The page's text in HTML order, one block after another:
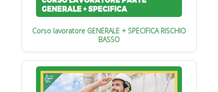
Corso lavoratore GENERALE + SPECIFICA RISCHIO
BASSO